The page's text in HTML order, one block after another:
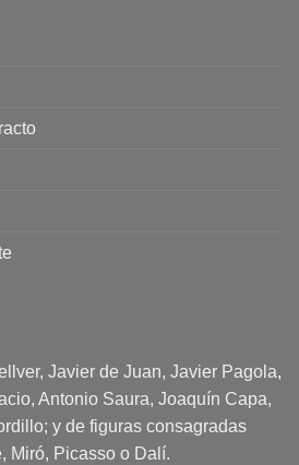
Javier de Juan, Javier Pagola,
Antonio Saura, Joaquín Capa,
y de figuras consagradas
Miró, Picasso o Dalí.